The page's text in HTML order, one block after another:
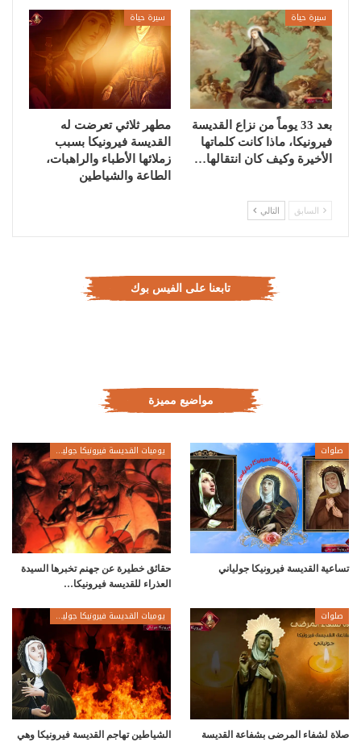
سيرة حياة
بعد 33 يوماً من نزاع القديسة
فيرونيكا، ماذا كانت كلماتها
الأخيرة وكيف كان انتقالها…
سيرة حياة
مطهر ثلاثي تعرضت له
القديسة فيرونيكا بسبب
زملائها الأطباء والراهبات،
الطاعة والشياطين
السابق التالي
تابعنا على الفيس بوك
مواضيع مميزة
صلوات
تساعية القديسة فيرونيكا جولياني
يوميات القديسة فيرونيكا جولياني
حقائق خطيرة عن جهنم تخبرها السيدة
العذراء للقديسة فيرونيكا…
صلوات
صلاة لشفاء المرضى بشفاعة القديسة
يوميات القديسة فيرونيكا جولياني
الشياطين تهاجم القديسة فيرونيكا وهي